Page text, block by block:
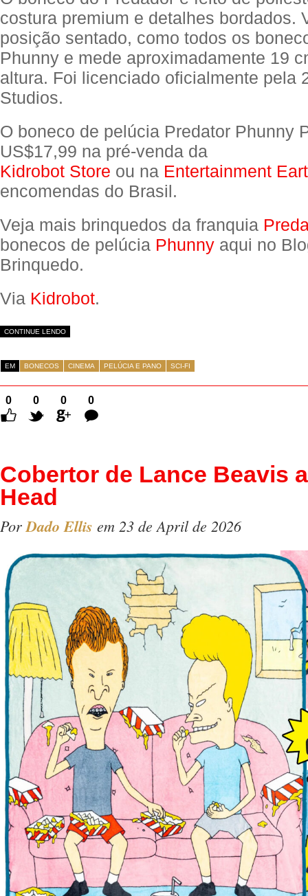
costura premium e detalhes bordados.
posição sentado, como todos os
Phunny e mede aproximadamente 19
altura. Foi licenciado oficialmente pela
Studios.
O boneco de pelúcia Predator Phunny
US$17,99 na pré-venda da
Kidrobot Store ou na Entertainment
encomendas do Brasil.
Veja mais brinquedos da franquia
bonecos de pelúcia Phunny aqui no
Brinquedo.
Via Kidrobot.
CONTINUE LENDO
EM BONECOS CINEMA PELÚCIA E PANO SCI-FI
0 0 0
0
Comentários
Cobertor de Lance Beavis
Head
PorDado Ellis em 23 de April de 2026